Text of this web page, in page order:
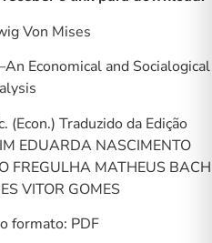
Von Mises
Economical and Socialogical
(Econ.) Traduzido da Edição
EDUARDA NASCIMENTO
FREGULHA MATHEUS BACH
VITOR GOMES
formato: PDF